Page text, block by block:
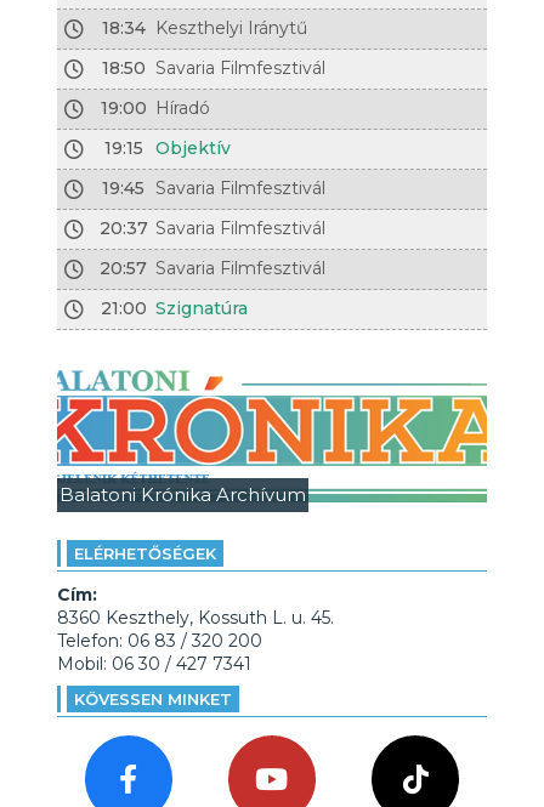
18:34 Keszthelyi Iránytű
18:50 Savaria Filmfesztivál
19:00 Híradó
19:15
Objektív
19:45
Savaria Filmfesztivál
20:37 Savaria Filmfesztivál
20:57 Savaria Filmfesztivál
21:00 Szignatúra
Balatoni Krónika Archívum
ELÉRHETŐSÉGEK
Cím:
8360 Keszthely, Kossuth L. u. 45.
Telefon: 06 83 / 320 200
Mobil: 06 30 / 427 7341
KÖVESSEN MINKET